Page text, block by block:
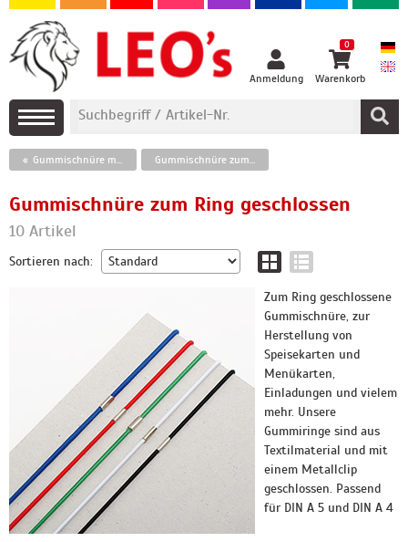
Anmeldung
0
Warenkorb
Gummischnüre mit Splint, Gummikordel Gummischnüre zum Ring geschlossen
Gummischnüre zum Ring geschlossen
10 Artikel
Sortieren nach:
Zum Ring geschlossene
Gummischnüre, zur
Herstellung von
Speisekarten und
Menükarten,
Einladungen und vielem
mehr. Unsere
Gummiringe sind aus
Textilmaterial und mit
einem Metallclip
geschlossen. Passend
für DIN A 5 und DIN A 4